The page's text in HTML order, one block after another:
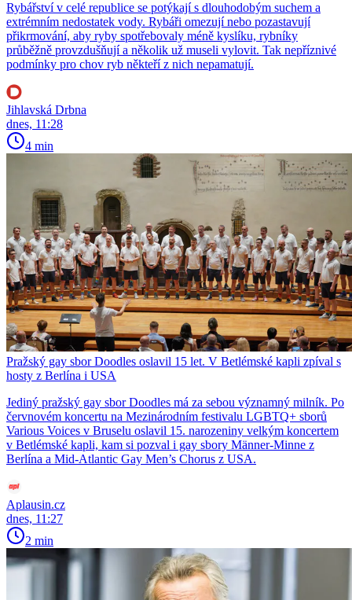
Rybářství v celé republice se potýkají s dlouhodobým suchem a
extrémním nedostatek vody. Rybáři omezují nebo pozastavují
přikrmování, aby ryby spotřebovaly méně kyslíku, rybníky
průběžně provzdušňují a několik už museli vylovit. Tak nepříznivé
podmínky pro chov ryb někteří z nich nepamatují.
Jihlavská Drbna
dnes, 11:28
4 min
Pražský gay sbor Doodles oslavil 15 let. V Betlémské kapli zpíval s
hosty z Berlína i USA
Jediný pražský gay sbor Doodles má za sebou významný milník. Po
červnovém koncertu na Mezinárodním festivalu LGBTQ+ sborů
Various Voices v Bruselu oslavil 15. narozeniny velkým koncertem
v Betlémské kapli, kam si pozval i gay sbory Männer-Minne z
Berlína a Mid-Atlantic Gay Men’s Chorus z USA.
Aplausin.cz
dnes, 11:27
2 min